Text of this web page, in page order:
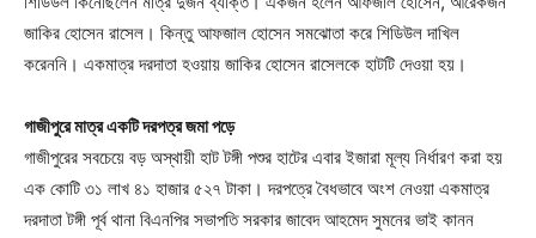
জাকির হোসেন রাসেল। কিন্তু আফজাল হোসেন সমঝোতা করে শিডিউল দাখিল
করেননি। একমাত্র দরদাতা হওয়ায় জাকির হোসেন রাসেলকে হাটটি দেওয়া হয়।
গাজীপুরে মাত্র একটি দরপত্র জমা পড়ে
গাজীপুরের সবচেয়ে বড় অস্থায়ী হাট টঙ্গী পশুর হাটের এবার ইজারা মূল্য নির্ধারণ করা হয়
এক কোটি ৩১ লাখ ৪১ হাজার ৫২৭ টাকা। দরপত্রে বৈধভাবে অংশ নেওয়া একমাত্র
দরদাতা টঙ্গী পূর্ব থানা বিএনপির সভাপতি সরকার জাবেদ আহমেদ সুমনের ভাই কানন